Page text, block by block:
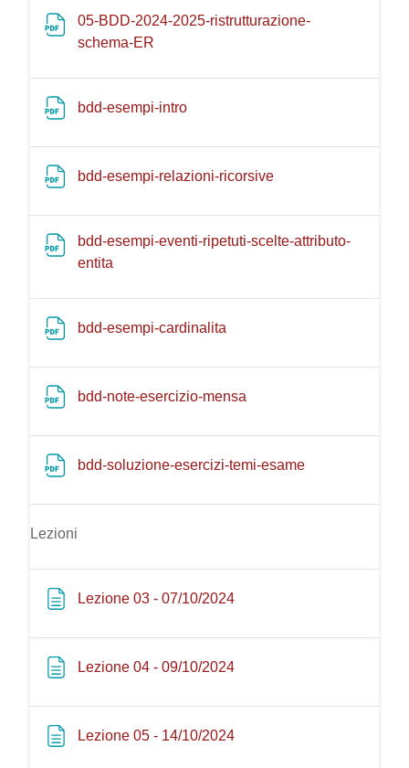
05-BDD-2024-2025-ristrutturazione-
schema-ER
bdd-esempi-intro
bdd-esempi-relazioni-ricorsive
bdd-esempi-eventi-ripetuti-scelte-attributo-
entita
bdd-esempi-cardinalita
bdd-note-esercizio-mensa
bdd-soluzione-esercizi-temi-esame
Lezioni
Lezione 03 - 07/10/2024Pagina
Lezione 04 - 09/10/2024Pagina
Lezione 05 - 14/10/2024Pagina